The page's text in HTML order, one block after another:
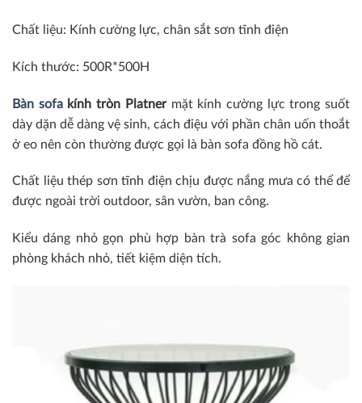
Chất liệu: Kính cường lực, chân sắt sơn tĩnh điện
Kích thước: 500R*500H
Bàn sofakính tròn Platnermặt kính cường lực trong suốt
dày dặn dễ dàng vệ sinh, cách điệu với phần chân uốn thoắt
ở eo nên còn thường được gọi là bàn sofa đồng hồ cát.
Chất liệu thép sơn tĩnh điện chịu được nắng mưa có thể để
được ngoài trời outdoor, sân vườn, ban công.
Kiểu dáng nhỏ gọn phù hợp bàn trà sofa góc không gian
phòng khách nhỏ, tiết kiệm diện tích.